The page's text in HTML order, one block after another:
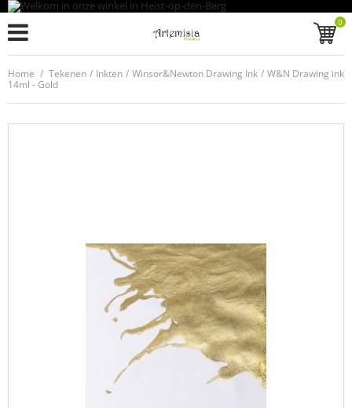
0
Home / Tekenen / Inkten / Winsor&Newton Drawing Ink / W&N Drawing ink
14ml - Gold